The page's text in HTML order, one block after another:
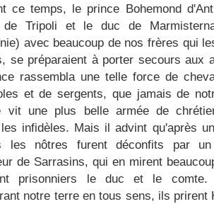
ce temps, le prince Bohemond
de Tripoli et le duc de
avec beaucoup de nos frères qui
se préparaient à porter secours aux
rassembla une telle force de
et de sergents, que jamais de
vit une plus belle armée de
infidèles. Mais il advint qu'après
les nôtres furent déconfits par un
de Sarrasins, qui en mirent
prisonniers le duc et le comte.
notre terre en tous sens, ils prirent